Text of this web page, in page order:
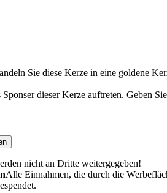
Sie diese Kerze in eine goldene
dieser Kerze auftreten. Geben
nicht an Dritte weitergegeben!
Alle Einnahmen, die durch die